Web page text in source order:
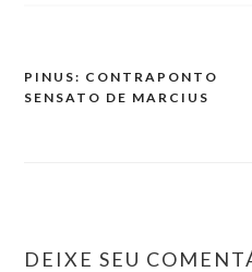
PINUS: CONTRAPONTO
SENSATO DE MARCIUS
DEIXE SEU